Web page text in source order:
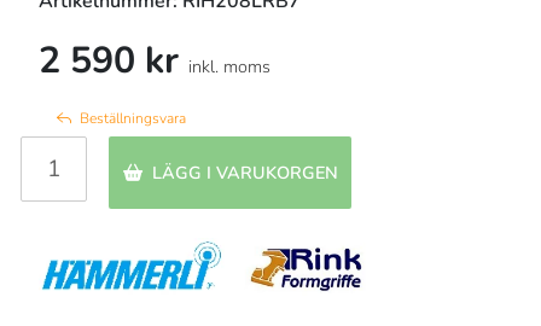
2 590 kr inkl. moms
Beställningsvara
LÄGG I VARUKORGEN